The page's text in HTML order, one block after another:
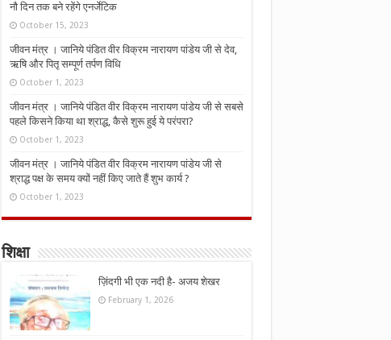
नौ दिन तक बने रहेंगे एनर्जेटिक
October 15, 2023
जीवन मंत्र । जानिये पंडित वीर विक्रम नारायण पांडेय जी से देव,
ऋषि और पितृ सम्पूर्ण तर्पण विधि
October 1, 2023
जीवन मंत्र । जानिये पंडित वीर विक्रम नारायण पांडेय जी से सबसे
पहले किसने किया था श्राद्ध, कैसे शुरू हुई ये परंपरा?
October 1, 2023
जीवन मंत्र । जानिये पंडित वीर विक्रम नारायण पांडेय जी से
श्राद्ध पक्ष के समय क्यों नहीं किए जाते हैं शुभ कार्य ?
October 1, 2023
शिक्षा
ज़िंदगी भी एक नदी है- अजय शेखर
February 1, 2026